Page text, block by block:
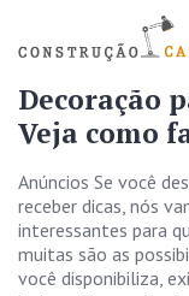
Decoração
Veja como
Anúncios Se você
receber dicas, nós
interessantes para
muitas são as
você disponibiliza,